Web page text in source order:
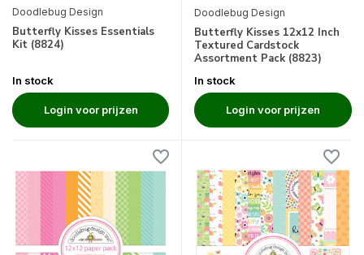
Doodlebug Design
Butterfly Kisses Essentials
Kit (8824)
In stock
Login voor prijzen
Doodlebug Design
Butterfly Kisses 12x12 Inch
Textured Cardstock
Assortment Pack (8823)
In stock
Login voor prijzen